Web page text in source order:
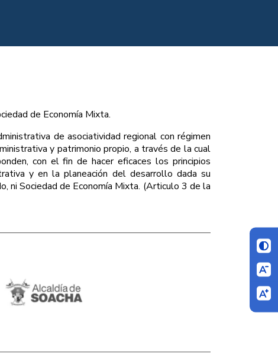
de Economía Mixta.
de asociatividad regional con régimen
y patrimonio propio, a través de la cual
con el fin de hacer eficaces los principios
y en la planeación del desarrollo dada su
ni Sociedad de Economía Mixta. (Articulo 3 de la